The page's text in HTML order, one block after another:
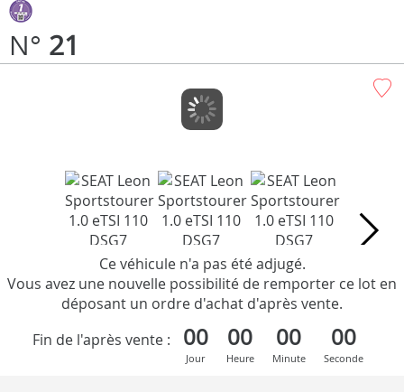
N° 21
Ce véhicule n'a pas été adjugé.
Vous avez une nouvelle possibilité de remporter ce lot en
déposant un ordre d'achat d'après vente.
Fin de l'après vente :
00
Jour
00
Heure
00
Minute
00
Seconde